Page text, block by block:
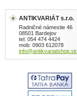
ANTIKVARIÁT s.r.o.
Radničné námestie 46
08501 Bardejov
tel: 054 474 4424
mob: 0903 612078
info@antikvariatshop.sk